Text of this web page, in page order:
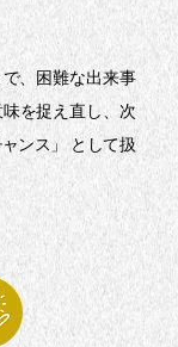
、 困難な出来事
を捉え直し、次
ンス」 として扱